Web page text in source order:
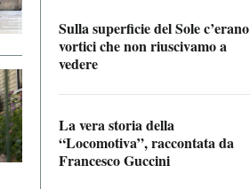
Sulla superficie del Sole c’erano
vortici che non riuscivamo a
vedere
La vera storia della
“Locomotiva”, raccontata da
Francesco Guccini